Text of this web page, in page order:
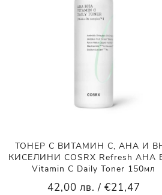
ТОНЕР С ВИТАМИН С, AHA И
КИСЕЛИНИ COSRX Refresh AHA
Vitamin C Daily Toner 150мл
42,00 лв. / €21,47